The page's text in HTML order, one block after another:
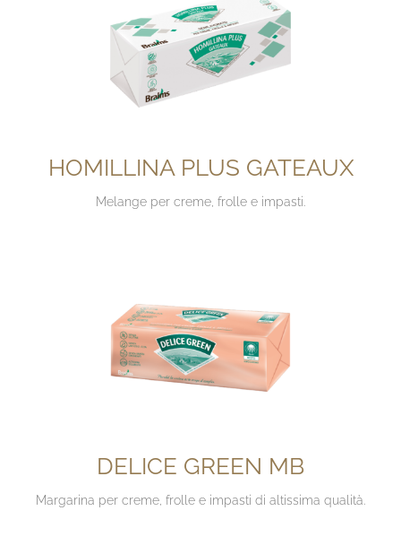
HOMILLINA PLUS GATEAUX
Melange per creme, frolle e impasti.
DELICE GREEN MB
Margarina per creme, frolle e impasti di altissima qualità.